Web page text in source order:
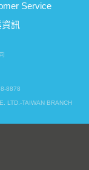
Service
訊
8878
LTD.-TAIWAN BRANCH